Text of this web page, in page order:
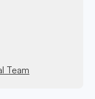
Team